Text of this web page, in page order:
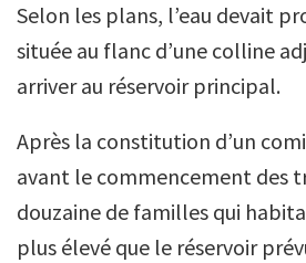
Selon les plans, l’eau devait
située au flanc d’une colline
arriver au réservoir principal.
Après la constitution d’un
avant le commencement des
douzaine de familles qui
plus élevé que le réservoir